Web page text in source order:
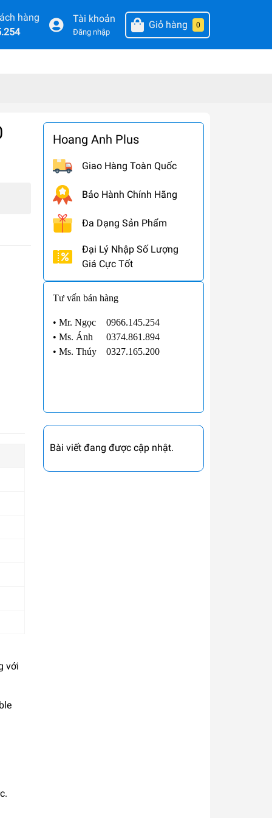
hàng
Tài khoản
Đăng nhập
Giỏ hàng 0
với
Hoang Anh Plus
Giao Hàng Toàn Quốc
Bảo Hành Chính Hãng
Đa Dạng Sản Phẩm
Đại Lý Nhập Số Lượng
Giá Cực Tốt
Tư vấn bán hàng
• Mr. Ngọc
0966.145.254
• Ms. Ánh
0374.861.894
• Ms. Thúy 0327.165.200
Bài viết đang được cập nhật.